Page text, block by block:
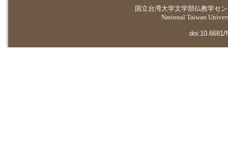
国立台湾大学文学部仏教学セ
National Taiwan
doi:10.6681/